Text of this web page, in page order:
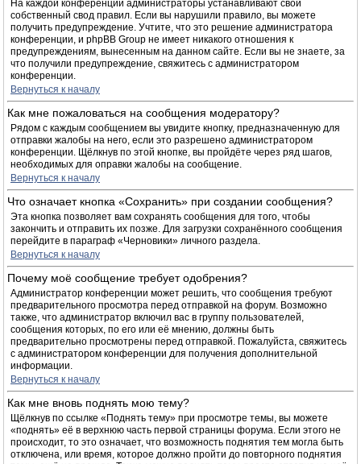
На каждой конференции администраторы устанавливают свой
собственный свод правил. Если вы нарушили правило, вы можете
получить предупреждение. Учтите, что это решение администратора
конференции, и phpBB Group не имеет никакого отношения к
предупреждениям, вынесенным на данном сайте. Если вы не знаете, за
что получили предупреждение, свяжитесь с администратором
конференции.
Вернуться к началу
Как мне пожаловаться на сообщения модератору?
Рядом с каждым сообщением вы увидите кнопку, предназначенную для
отправки жалобы на него, если это разрешено администратором
конференции. Щёлкнув по этой кнопке, вы пройдёте через ряд шагов,
необходимых для оправки жалобы на сообщение.
Вернуться к началу
Что означает кнопка «Сохранить» при создании сообщения?
Эта кнопка позволяет вам сохранять сообщения для того, чтобы
закончить и отправить их позже. Для загрузки сохранённого сообщения
перейдите в параграф «Черновики» личного раздела.
Вернуться к началу
Почему моё сообщение требует одобрения?
Администратор конференции может решить, что сообщения требуют
предварительного просмотра перед отправкой на форум. Возможно
также, что администратор включил вас в группу пользователей,
сообщения которых, по его или её мнению, должны быть
предварительно просмотрены перед отправкой. Пожалуйста, свяжитесь
с администратором конференции для получения дополнительной
информации.
Вернуться к началу
Как мне вновь поднять мою тему?
Щёлкнув по ссылке «Поднять тему» при просмотре темы, вы можете
«поднять» её в верхнюю часть первой страницы форума. Если этого не
происходит, то это означает, что возможность поднятия тем могла быть
отключена, или время, которое должно пройти до повторного поднятия